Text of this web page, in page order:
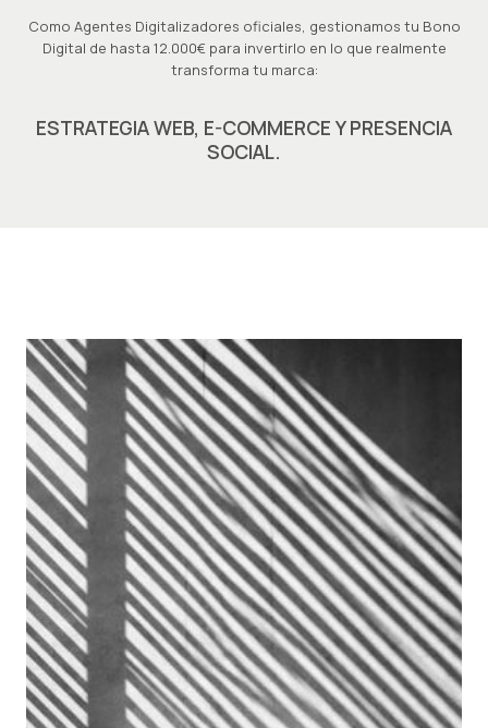
Como Agentes Digitalizadores oficiales, gestionamos tu Bono
Digital de hasta 12.000€ para invertirlo en lo que realmente
transforma tu marca:
ESTRATEGIA WEB, E-COMMERCE Y PRESENCIA
SOCIAL.